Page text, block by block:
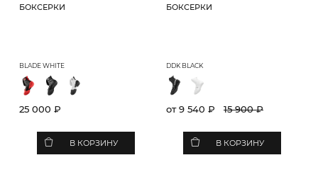
БОКСЕРКИ
BLADE WHITE
25 000 ₽
В КОРЗИНУ
БОКСЕРКИ
DDK BLACK
от 9 540 ₽ 15 900 ₽
В КОРЗИНУ